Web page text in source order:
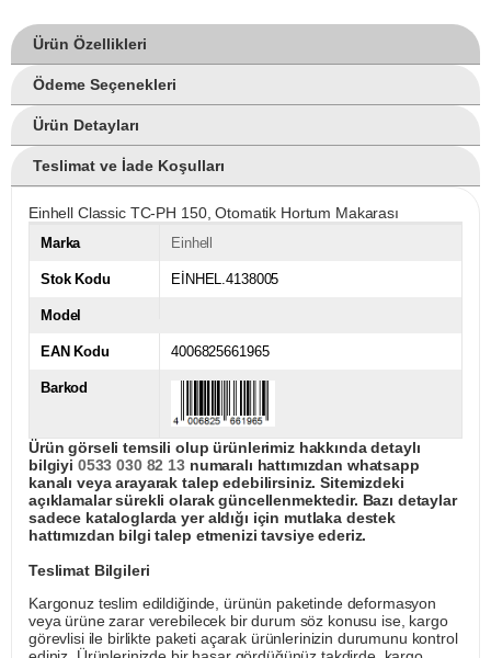
Ürün Özellikleri
Ödeme Seçenekleri
Ürün Detayları
Teslimat ve İade Koşulları
Einhell Classic TC-PH 150, Otomatik Hortum Makarası
Marka Einhell
Stok Kodu EİNHEL.4138005
Model
EAN Kodu 4006825661965
Barkod
Ürün görseli temsili olup ürünlerimiz hakkında detaylı
bilgiyi 0533 030 82 13numaralı hattımızdan whatsapp
kanalı veya arayarak talep edebilirsiniz. Sitemizdeki
açıklamalar sürekli olarak güncellenmektedir. Bazı detaylar
sadece kataloglarda yer aldığı için mutlaka destek
hattımızdan bilgi talep etmenizi tavsiye ederiz.
Teslimat Bilgileri
Kargonuz teslim edildiğinde, ürünün paketinde deformasyon
veya ürüne zarar verebilecek bir durum söz konusu ise, kargo
görevlisi ile birlikte paketi açarak ürünlerinizin durumunu kontrol